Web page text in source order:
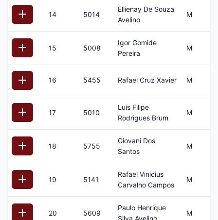
14 5014
Ellienay De Souza
Avelino
M
15 5008
Igor Gomide
Pereira
M
16 5455 Rafael Cruz Xavier M
17 5010
Luis Filipe
Rodrigues Brum
M
18 5755
Giovani Dos
Santos
M
19 5141
Rafael Vinicius
Carvalho Campos
M
20 5609
Paulo Henrique
Silva Avelino
M